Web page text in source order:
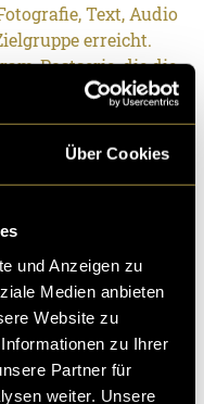
Über Cookies
und Anzeigen zu
Medien anbieten
Website zu
zu Ihrer
Partner für
weiter. Unsere
Text, Audio
erreicht.
Postserie, die die
macht. Die Posts
von CIPRA
du auf der